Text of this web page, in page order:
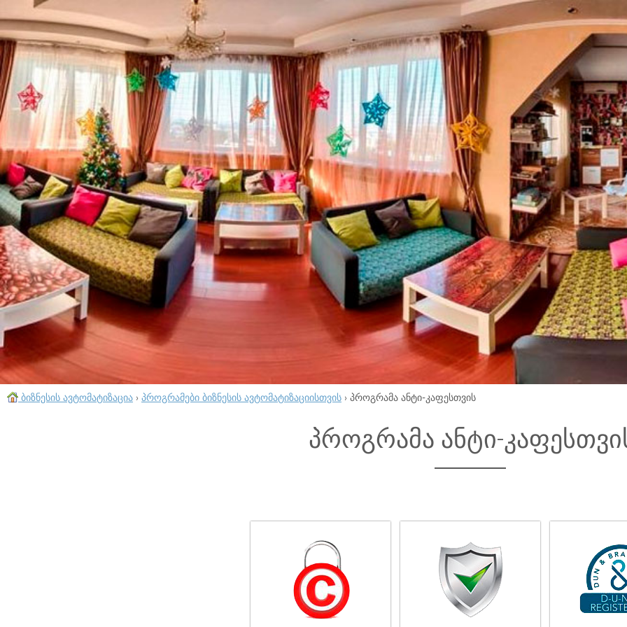
ბიზნესის ავტომატიზაცია › პროგრამები ბიზნესის ავტომატიზაციისთვის › პროგრამა ანტი-კაფესთვის
პროგრამა ანტი-